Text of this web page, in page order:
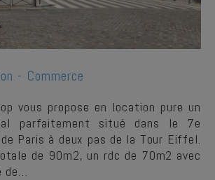
- Commerce
vous propose en location pure un
parfaitement situé dans le 7e
Paris à deux pas de la Tour Eiffel.
de 90m2, un rdc de 70m2 avec
de…